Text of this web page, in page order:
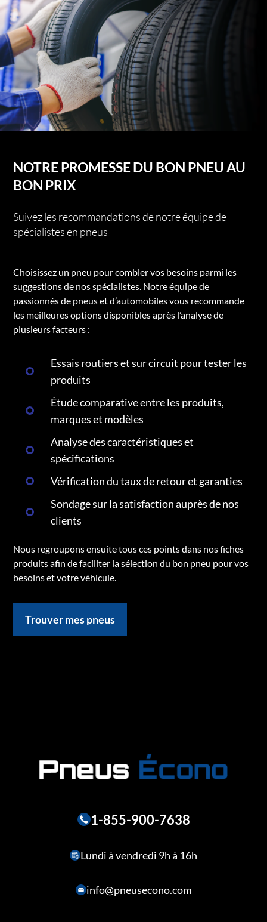
NOTRE PROMESSE DU BON PNEU AU
BON PRIX
Suivez les recommandations de notre équipe de
spécialistes en pneus
Choisissez un pneu pour combler vos besoins parmi les
suggestions de nos spécialistes. Notre équipe de
passionnés de pneus et d’automobiles vous recommande
les meilleures options disponibles après l’analyse de
plusieurs facteurs :
Essais routiers et sur circuit pour tester les
produits
Étude comparative entre les produits,
marques et modèles
Analyse des caractéristiques et
spécifications
Vérification du taux de retour et garanties
Sondage sur la satisfaction auprès de nos
clients
Nous regroupons ensuite tous ces points dans nos fiches
produits afin de faciliter la sélection du bon pneu pour vos
besoins et votre véhicule.
Trouver mes pneus
1-855-900-7638
Lundi à vendredi 9h à 16h
info@pneusecono.com